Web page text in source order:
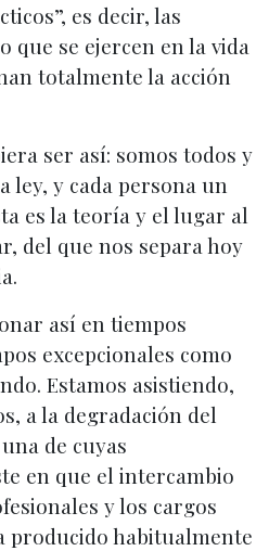
es decir, las
que se ejercen en la vida
totalmente la acción
ser así: somos todos y
ley, y cada persona un
es la teoría y el lugar al
del que nos separa hoy
así en tiempos
excepcionales como
Estamos asistiendo,
a la degradación del
de cuyas
en que el intercambio
y los cargos
producido habitualmente